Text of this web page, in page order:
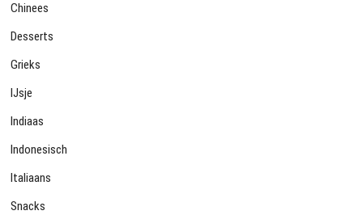
Chinees
Desserts
Grieks
IJsje
Indiaas
Indonesisch
Italiaans
Snacks